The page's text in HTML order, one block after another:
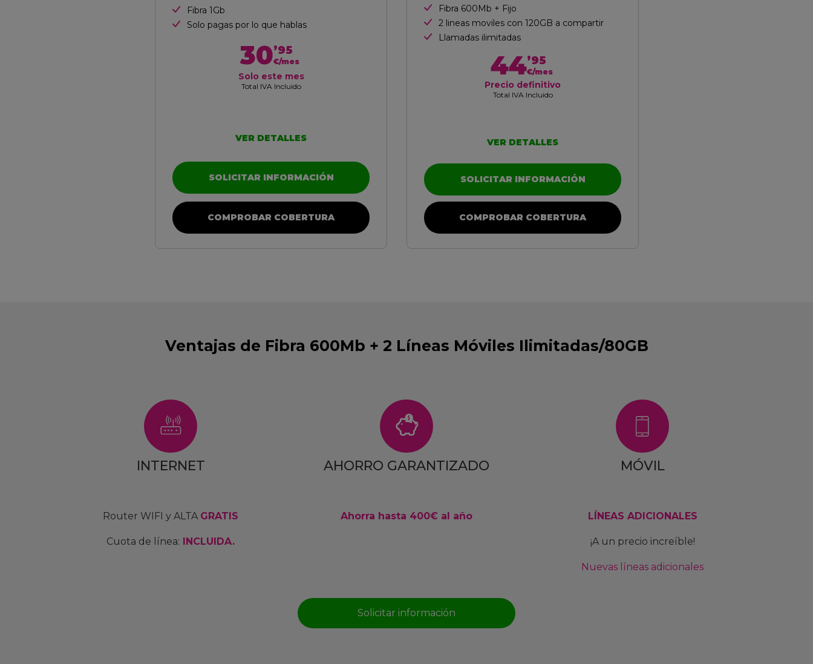
Fibra 1Gb
Solo pagas por lo que hablas
30’95
€/mes
Solo este mes
Total IVA Incluido
VER DETALLES
SOLICITAR INFORMACIÓN
COMPROBAR COBERTURA
Fibra 600Mb + Fijo
2 lineas moviles con 120GB a compartir
Llamadas ilimitadas
44’95
€/mes
Precio definitivo
Total IVA Incluido
VER DETALLES
SOLICITAR INFORMACIÓN
COMPROBAR COBERTURA
Ventajas de Fibra 600Mb + 2 Líneas Móviles Ilimitadas/80GB
INTERNET
Router WIFI y ALTA GRATIS
Cuota de línea: INCLUIDA.
AHORRO GARANTIZADO
Ahorra hasta 400€ al año
MÓVIL
LÍNEAS ADICIONALES
¡A un precio increíble!
Nuevas líneas adicionales
Solicitar información